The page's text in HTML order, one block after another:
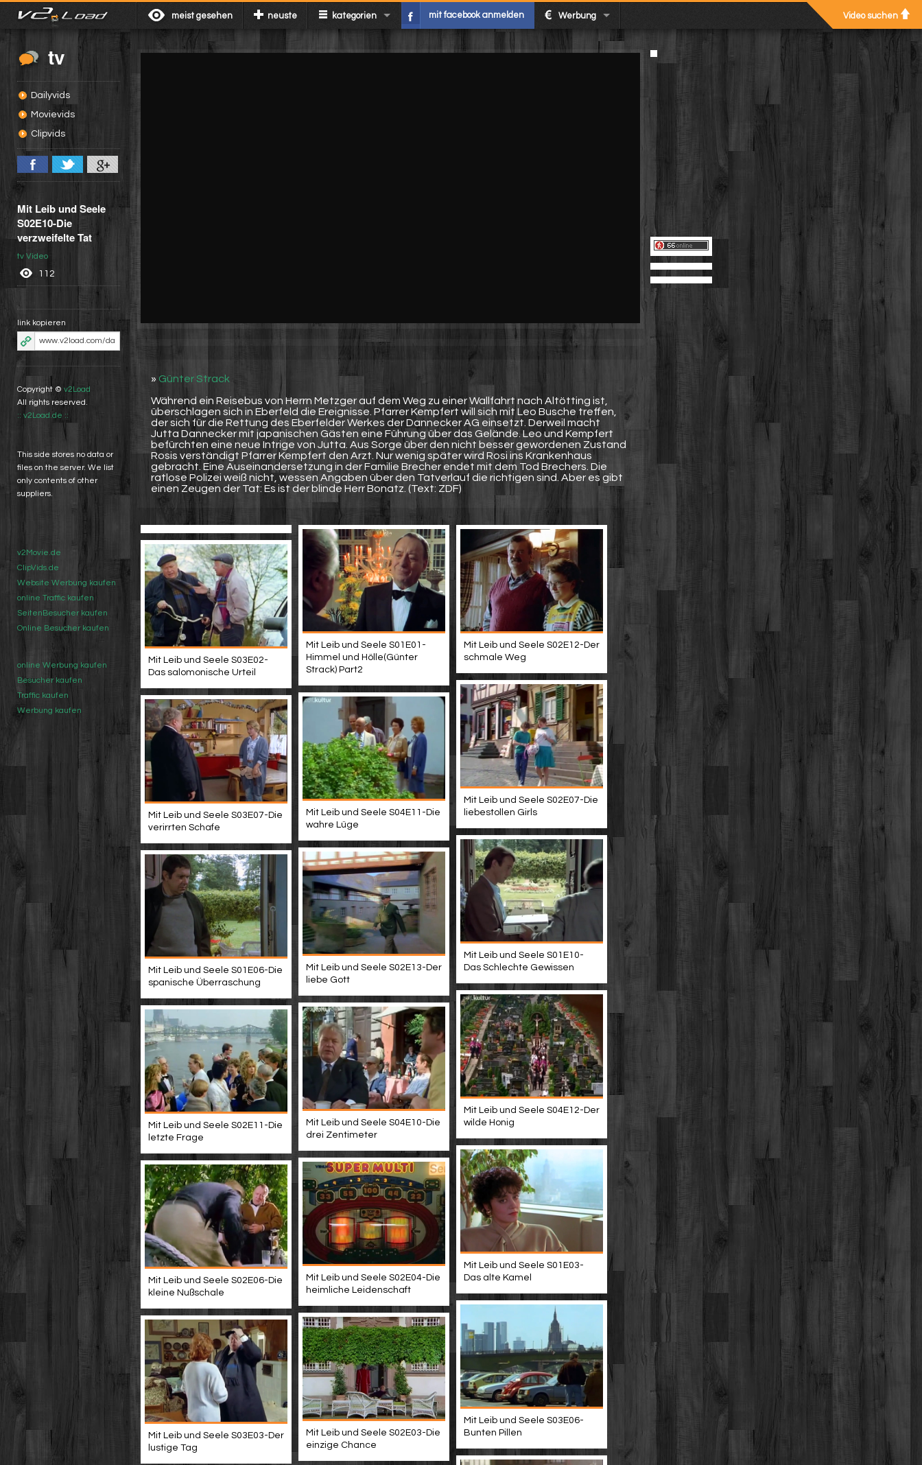
meist gesehen neuste kategorien mit facebook anmelden Werbung Video suchen
tv
Dailyvids
Movievids
Clipvids
Mit Leib und Seele
S02E10-Die
verzweifelte Tat
tv Video
112
link kopieren
Copyright © v2Load
All rights reserved.
:: v2Load.de ::
This side stores no data or
files on the server. We list
only contents of other
suppliers.
v2Movie.de
ClipVids.de
Website Werbung kaufen
online Traffic kaufen
SeitenBesucher kaufen
Online Besucher kaufen
online Werbung kaufen
Besucher kaufen
Traffic kaufen
Werbung kaufen
» Günter Strack
Während ein Reisebus von Herrn Metzger auf dem Weg zu einer Wallfahrt nach Altötting ist,
überschlagen sich in Eberfeld die Ereignisse. Pfarrer Kempfert will sich mit Leo Busche treffen,
der sich für die Rettung des Eberfelder Werkes der Dannecker AG einsetzt. Derweil macht
Jutta Dannecker mit japanischen Gästen eine Führung über das Gelände. Leo und Kempfert
befürchten eine neue Intrige von Jutta. Aus Sorge über den nicht besser gewordenen Zustand
Rosis verständigt Pfarrer Kempfert den Arzt. Nur wenig später wird Rosi ins Krankenhaus
gebracht. Eine Auseinandersetzung in der Familie Brecher endet mit dem Tod Brechers. Die
ratlose Polizei weiß nicht, wessen Angaben über den Tatverlauf die richtigen sind. Aber es gibt
einen Zeugen der Tat: Es ist der blinde Herr Bonatz. (Text: ZDF)
Mit Leib und Seele S01E01-
Himmel und Hölle(Günter
Strack) Part2
Mit Leib und Seele S02E12-Der
schmale Weg
Mit Leib und Seele S03E02-
Das salomonische Urteil
Mit Leib und Seele S02E07-Die
liebestollen Girls
Mit Leib und Seele S04E11-Die
wahre Lüge
Mit Leib und Seele S03E07-Die
verirrten Schafe
Mit Leib und Seele S01E10-
Das Schlechte Gewissen
Mit Leib und Seele S02E13-Der
liebe Gott
Mit Leib und Seele S01E06-Die
spanische Überraschung
Mit Leib und Seele S04E12-Der
wilde Honig
Mit Leib und Seele S04E10-Die
drei Zentimeter
Mit Leib und Seele S02E11-Die
letzte Frage
Mit Leib und Seele S01E03-
Das alte Kamel
Mit Leib und Seele S02E04-Die
heimliche Leidenschaft
Mit Leib und Seele S02E06-Die
kleine Nußschale
Mit Leib und Seele S03E06-
Bunten Pillen
Mit Leib und Seele S02E03-Die
einzige Chance
Mit Leib und Seele S03E03-Der
lustige Tag